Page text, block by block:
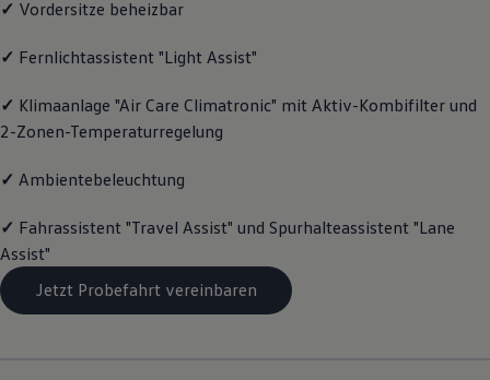
Magazin
Transport
Elektromobilität
Volkswagen R
Pannen- und Unfallhilfe
✓ Vordersitze beheizbar
✓ Fernlichtassistent "Light Assist"
✓ Klimaanlage "Air Care Climatronic" mit Aktiv-Kombifilter und
2-Zonen-Temperaturregelung
✓ Ambientebeleuchtung
✓ Fahrassistent "Travel Assist" und Spurhalteassistent "Lane
Assist"
Jetzt Probefahrt vereinbaren